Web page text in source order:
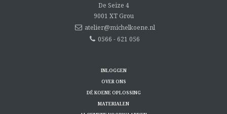
De Seize 4
9001 XT Grou
atelier@michelkoene.nl
0566 - 621 056
INLOGGEN
OVER ONS
DÉ KOENE OPLOSSING
MATERIALEN